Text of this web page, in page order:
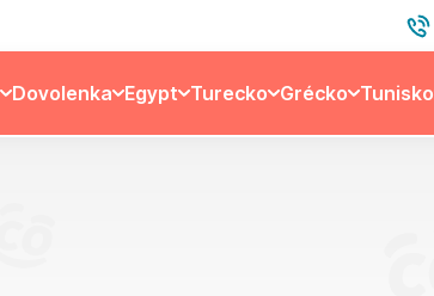
Dovolenka Egypt Turecko Grécko Tunisko